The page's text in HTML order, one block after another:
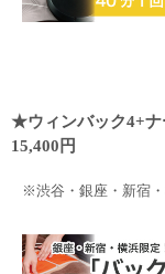
★ウィンバック4+ナ
15,400円
※渋谷・銀座・新宿